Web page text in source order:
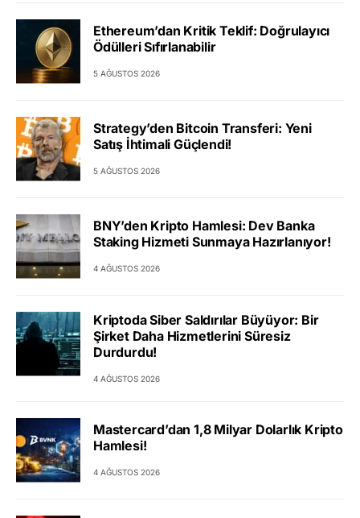
Ethereum’dan Kritik Teklif: Doğrulayıcı
Ödülleri Sıfırlanabilir
5 AĞUSTOS 2026
Strategy’den Bitcoin Transferi: Yeni
Satış İhtimali Güçlendi!
5 AĞUSTOS 2026
BNY’den Kripto Hamlesi: Dev Banka
Staking Hizmeti Sunmaya Hazırlanıyor!
4 AĞUSTOS 2026
Kriptoda Siber Saldırılar Büyüyor: Bir
Şirket Daha Hizmetlerini Süresiz
Durdurdu!
4 AĞUSTOS 2026
Mastercard’dan 1,8 Milyar Dolarlık Kripto
Hamlesi!
4 AĞUSTOS 2026